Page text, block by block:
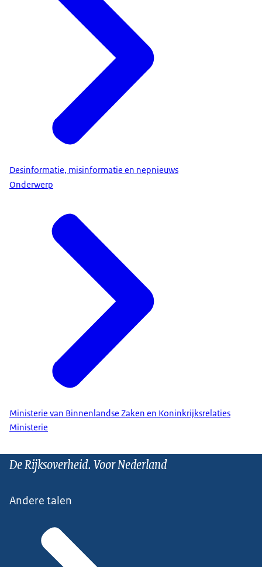
Desinformatie, misinformatie en nepnieuws
Onderwerp
Ministerie van Binnenlandse Zaken en Koninkrijksrelaties
Ministerie
De Rijksoverheid. Voor Nederland
Andere talen